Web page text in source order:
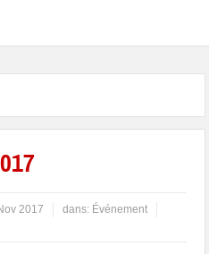
2017 dans: Événement